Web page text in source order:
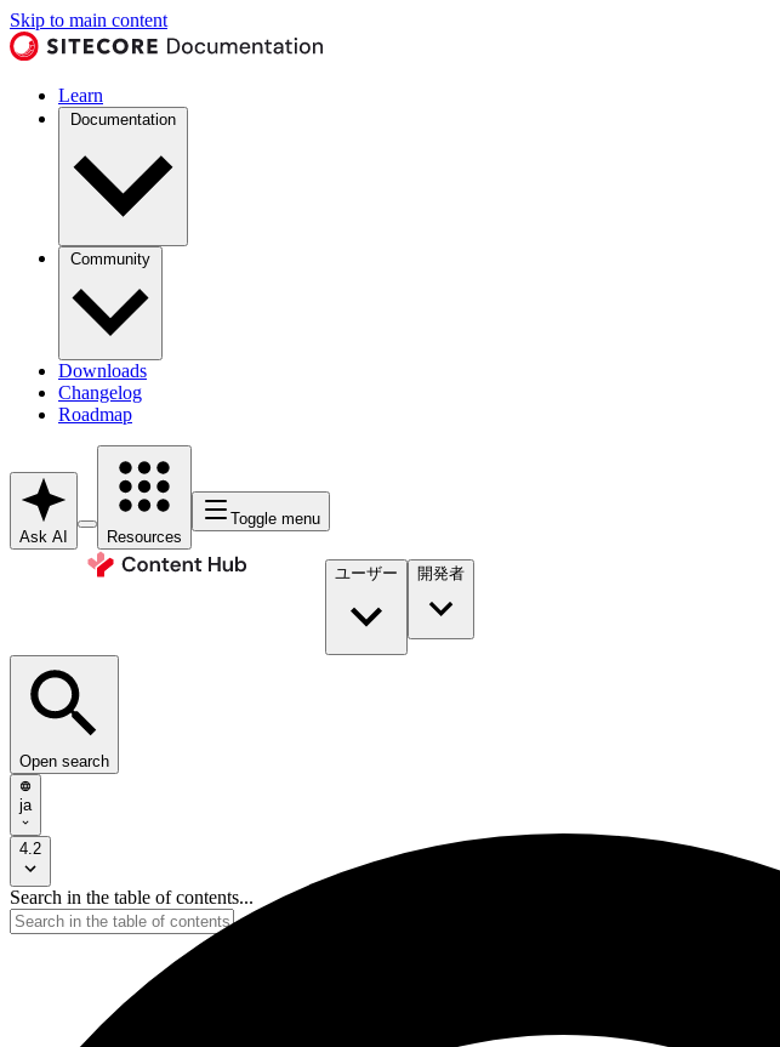
Skip to main content
Learn
Documentation
Community
Downloads
Changelog
Roadmap
Ask AI Resources
Toggle menu
ユーザー 開発者​
Open search
ja
4.2
Search in the table of contents...